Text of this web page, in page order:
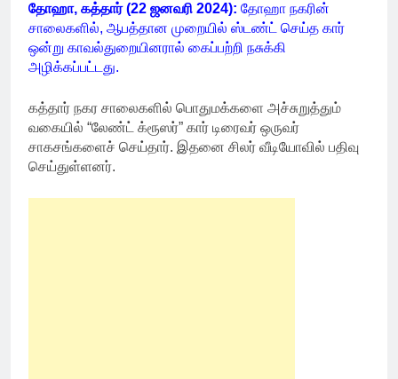
தோஹா, கத்தார் (22 ஜனவரி 2024): தோஹா நகரின்
சாலைகளில், ஆபத்தான முறையில் ஸ்டண்ட் செய்த கார்
ஒன்று காவல்துறையினரால் கைப்பற்றி நசுக்கி
அழிக்கப்பட்டது.
கத்தார் நகர சாலைகளில் பொதுமக்களை அச்சுறுத்தும்
வகையில் “லேண்ட் க்ரூஸர்” கார் டிரைவர் ஒருவர்
சாகசங்களைச் செய்தார். இதனை சிலர் வீடியோவில் பதிவு
செய்துள்ளனர்.